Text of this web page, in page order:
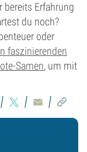
bereits Erfahrung
du noch?
oder
faszinierenden
Samen, um mit